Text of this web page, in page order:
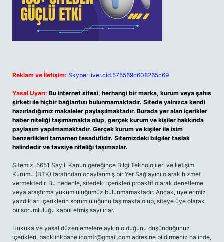
Reklam ve İletişim: Skype: live:.cid.575569c608265c69
Yasal Uyarı: Bu internet sitesi, herhangi bir marka, kurum veya şahıs
şirketi ile hiçbir bağlantısı bulunmamaktadır. Sitede yalnızca kendi
hazırladığımız makaleler paylaşılmaktadır. Burada yer alan içerikler
haber niteliği taşımamakta olup, gerçek kurum ve kişiler hakkında
paylaşım yapılmamaktadır. Gerçek kurum ve kişiler ile isim
benzerlikleri tamamen tesadüfidir. Sitemizdeki bilgiler taslak
halindedir ve tavsiye niteliği taşımazlar.
Sitemiz, 5651 Sayılı Kanun gereğince Bilgi Teknolojileri ve İletişim
Kurumu (BTK) tarafından onaylanmış bir Yer Sağlayıcı olarak hizmet
vermektedir. Bu nedenle, sitedeki içerikleri proaktif olarak denetleme
veya araştırma yükümlülüğümüz bulunmamaktadır. Ancak, üyelerimiz
yazdıkları içeriklerin sorumluluğunu taşımakta olup, siteye üye olarak
bu sorumluluğu kabul etmiş sayılırlar.
Hukuka ve yasal düzenlemelere aykırı olduğunu düşündüğünüz
içerikleri, backlinkpanelicomtr@gmail.com adresine bildirmeniz halinde,